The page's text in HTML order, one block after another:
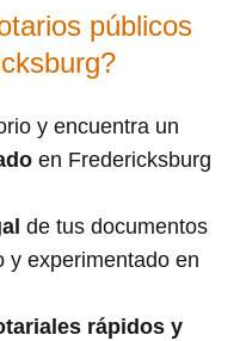
públicos
y encuentra un
en Fredericksburg
de tus documentos
y experimentado en
rápidos y